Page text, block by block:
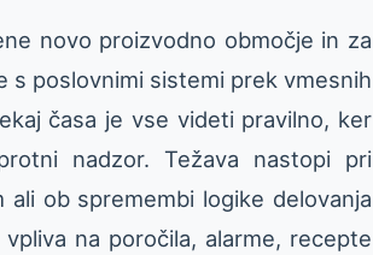
novo proizvodno območje in za
poslovnimi sistemi prek vmesnih
časa je vse videti pravilno, ker
nadzor. Težava nastopi pri
ob spremembi logike delovanja
na poročila, alarme, recepte